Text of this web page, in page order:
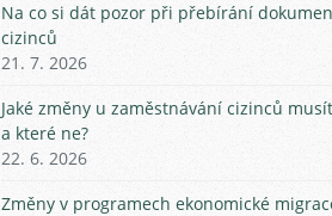
Na co si dát pozor při přebírání
cizinců
21. 7. 2026
Jaké změny u zaměstnávání cizinců
a které ne?
22. 6. 2026
Změny v programech ekonomické